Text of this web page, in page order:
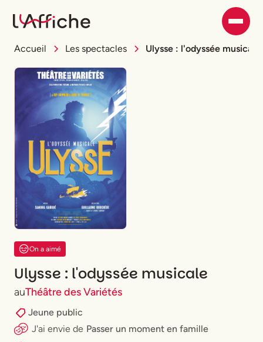
Accueil Les spectacles Ulysse : l'odyssée musicale
On a aimé
Ulysse : l'odyssée musicale
auThéâtre des Variétés
Jeune public
J'ai envie de Passer un moment en famille